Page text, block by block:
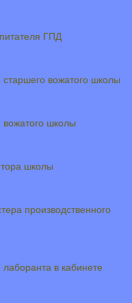
ГПД
вожатого школы
вожатого школы
школы
производственного
в кабинете